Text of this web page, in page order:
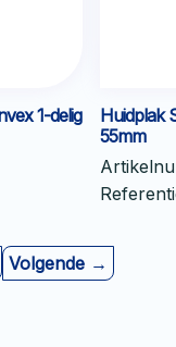
1-delig
Huidplak
55mm
Volgende →